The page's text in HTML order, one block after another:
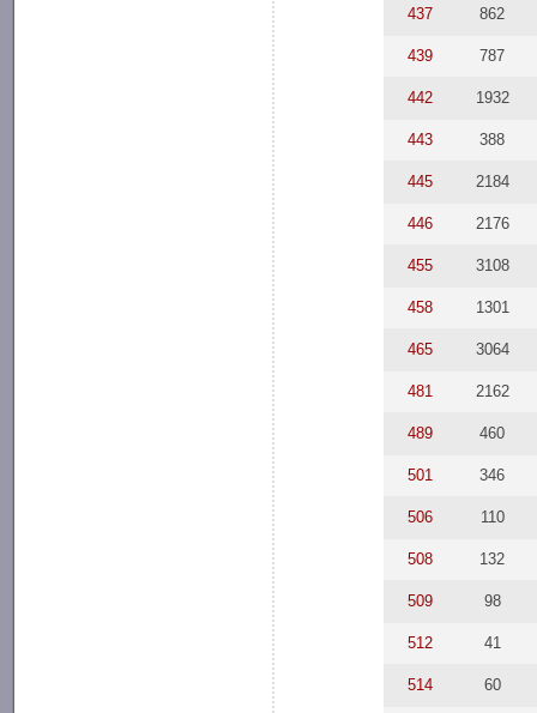
437 862
439 787
442 1932
443 388
445 2184
446 2176
455 3108
458 1301
465 3064
481 2162
489 460
501 346
506 110
508 132
509 98
512 41
514 60